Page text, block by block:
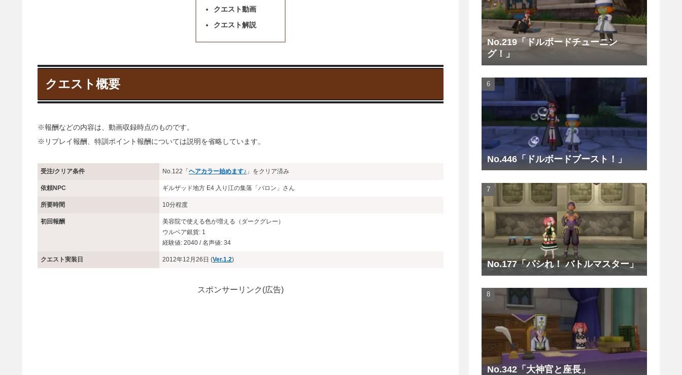
クエスト動画
クエスト解説
クエスト概要
※報酬などの内容は、動画収録時点のものです。
※リプレイ報酬、特訓ポイント報酬については説明を省略しています。
受注/クリア条件 No.122「ヘアカラー始めます♪ 」をクリア済み
依頼NPC ギルザッド地方 E4 入り江の集落「バロン」さん
所要時間 10分程度
初回報酬
美容院で使える色が増える（ダークグレー）
ウルベア銀貨: 1
経験値: 2040 / 名声値: 34
クエスト実装日 2012年12月26日 (Ver.1.2)
スポンサーリンク(広告)
No.219「ドルボードチューニン
グ！」
No.446「ドルボードブースト！」
No.177「パシれ！ バトルマスター」
No.342「大神官と座長」